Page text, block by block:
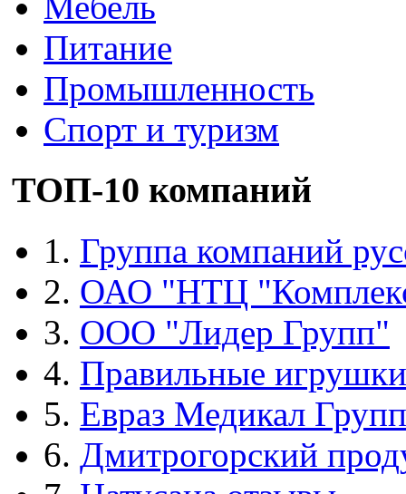
Питание
Промышленность
Спорт и туризм
ТОП-10 компаний
1. Группа компаний
2. ОАО "НТЦ
3. ООО "Лидер Групп"
4. Правильные игрушки
5. Евраз Медикал Групп
6. Дмитрогорский